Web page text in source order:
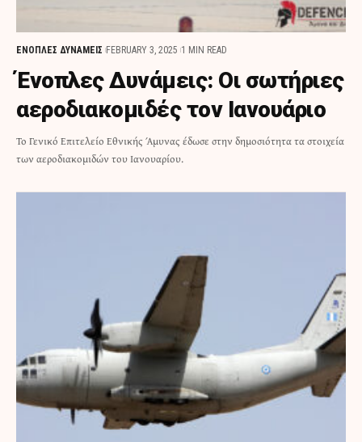
ΕΝΟΠΛΕΣ ΔΥΝΑΜΕΙΣ FEBRUARY 3, 2025 1 MIN READ
Ένοπλες Δυνάμεις: Οι σωτήριες
αεροδιακομιδές τον Ιανουάριο
Το Γενικό Επιτελείο Εθνικής Άμυνας έδωσε στην δημοσιότητα τα στοιχεία
των αεροδιακομιδών του Ιανουαρίου.